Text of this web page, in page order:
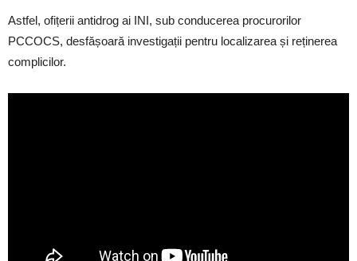
Astfel, ofițerii antidrog ai INI, sub conducerea procurorilor
PCCOCS, desfășoară investigații pentru localizarea și reținerea
complicilor.